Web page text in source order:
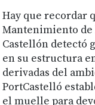
Hay que recordar
Mantenimiento
Castellón detectó
en su estructura
derivadas del
PortCastelló
el muelle para